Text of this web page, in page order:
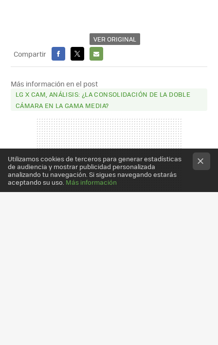
VER ORIGINAL
Compartir
FACEBOOK
X
E-
MAIL
Más información en el post
LG X CAM, ANÁLISIS: ¿LA CONSOLIDACIÓN DE LA DOBLE
CÁMARA EN LA GAMA MEDIA?
Utilizamos cookies de terceros para generar estadísticas
de audiencia y mostrar publicidad personalizada
analizando tu navegación. Si sigues navegando estarás
aceptando su uso. Más información